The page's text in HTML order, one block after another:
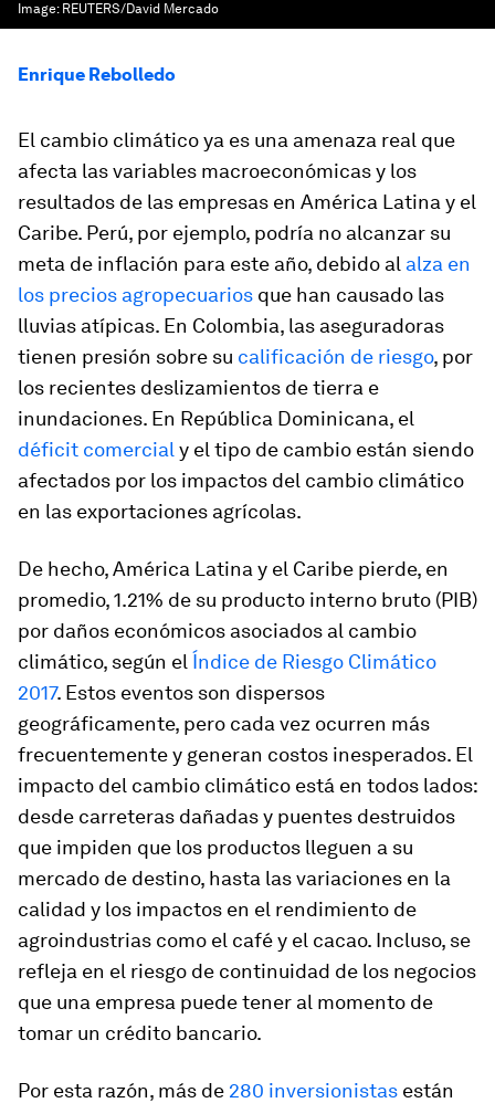
Image: REUTERS/David Mercado
Enrique Rebolledo
El cambio climático ya es una amenaza real que
afecta las variables macroeconómicas y los
resultados de las empresas en América Latina y el
Caribe. Perú, por ejemplo, podría no alcanzar su
meta de inflación para este año, debido al alza en
los precios agropecuarios que han causado las
lluvias atípicas. En Colombia, las aseguradoras
tienen presión sobre su calificación de riesgo, por
los recientes deslizamientos de tierra e
inundaciones. En República Dominicana, el
déficit comercial y el tipo de cambio están siendo
afectados por los impactos del cambio climático
en las exportaciones agrícolas.
De hecho, América Latina y el Caribe pierde, en
promedio, 1.21% de su producto interno bruto (PIB)
por daños económicos asociados al cambio
climático, según el Índice de Riesgo Climático
2017. Estos eventos son dispersos
geográficamente, pero cada vez ocurren más
frecuentemente y generan costos inesperados. El
impacto del cambio climático está en todos lados:
desde carreteras dañadas y puentes destruidos
que impiden que los productos lleguen a su
mercado de destino, hasta las variaciones en la
calidad y los impactos en el rendimiento de
agroindustrias como el café y el cacao. Incluso, se
refleja en el riesgo de continuidad de los negocios
que una empresa puede tener al momento de
tomar un crédito bancario.
Por esta razón, más de 280 inversionistas están